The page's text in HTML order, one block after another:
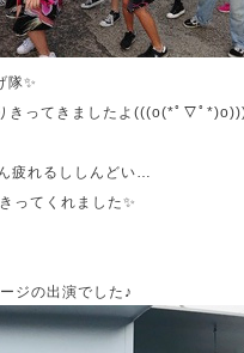
隊✨
きってきましたよ(((o(*ﾟ▽ﾟ
疲れるししんどい…
ってくれました✨
ジの出演でした♪